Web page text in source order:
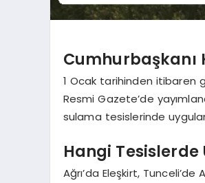
Cumhurbaşkanı
1 Ocak tarihinden itibaren
Resmi Gazete’de
sulama tesislerinde
Hangi
Ağrı’da Eleşkirt,